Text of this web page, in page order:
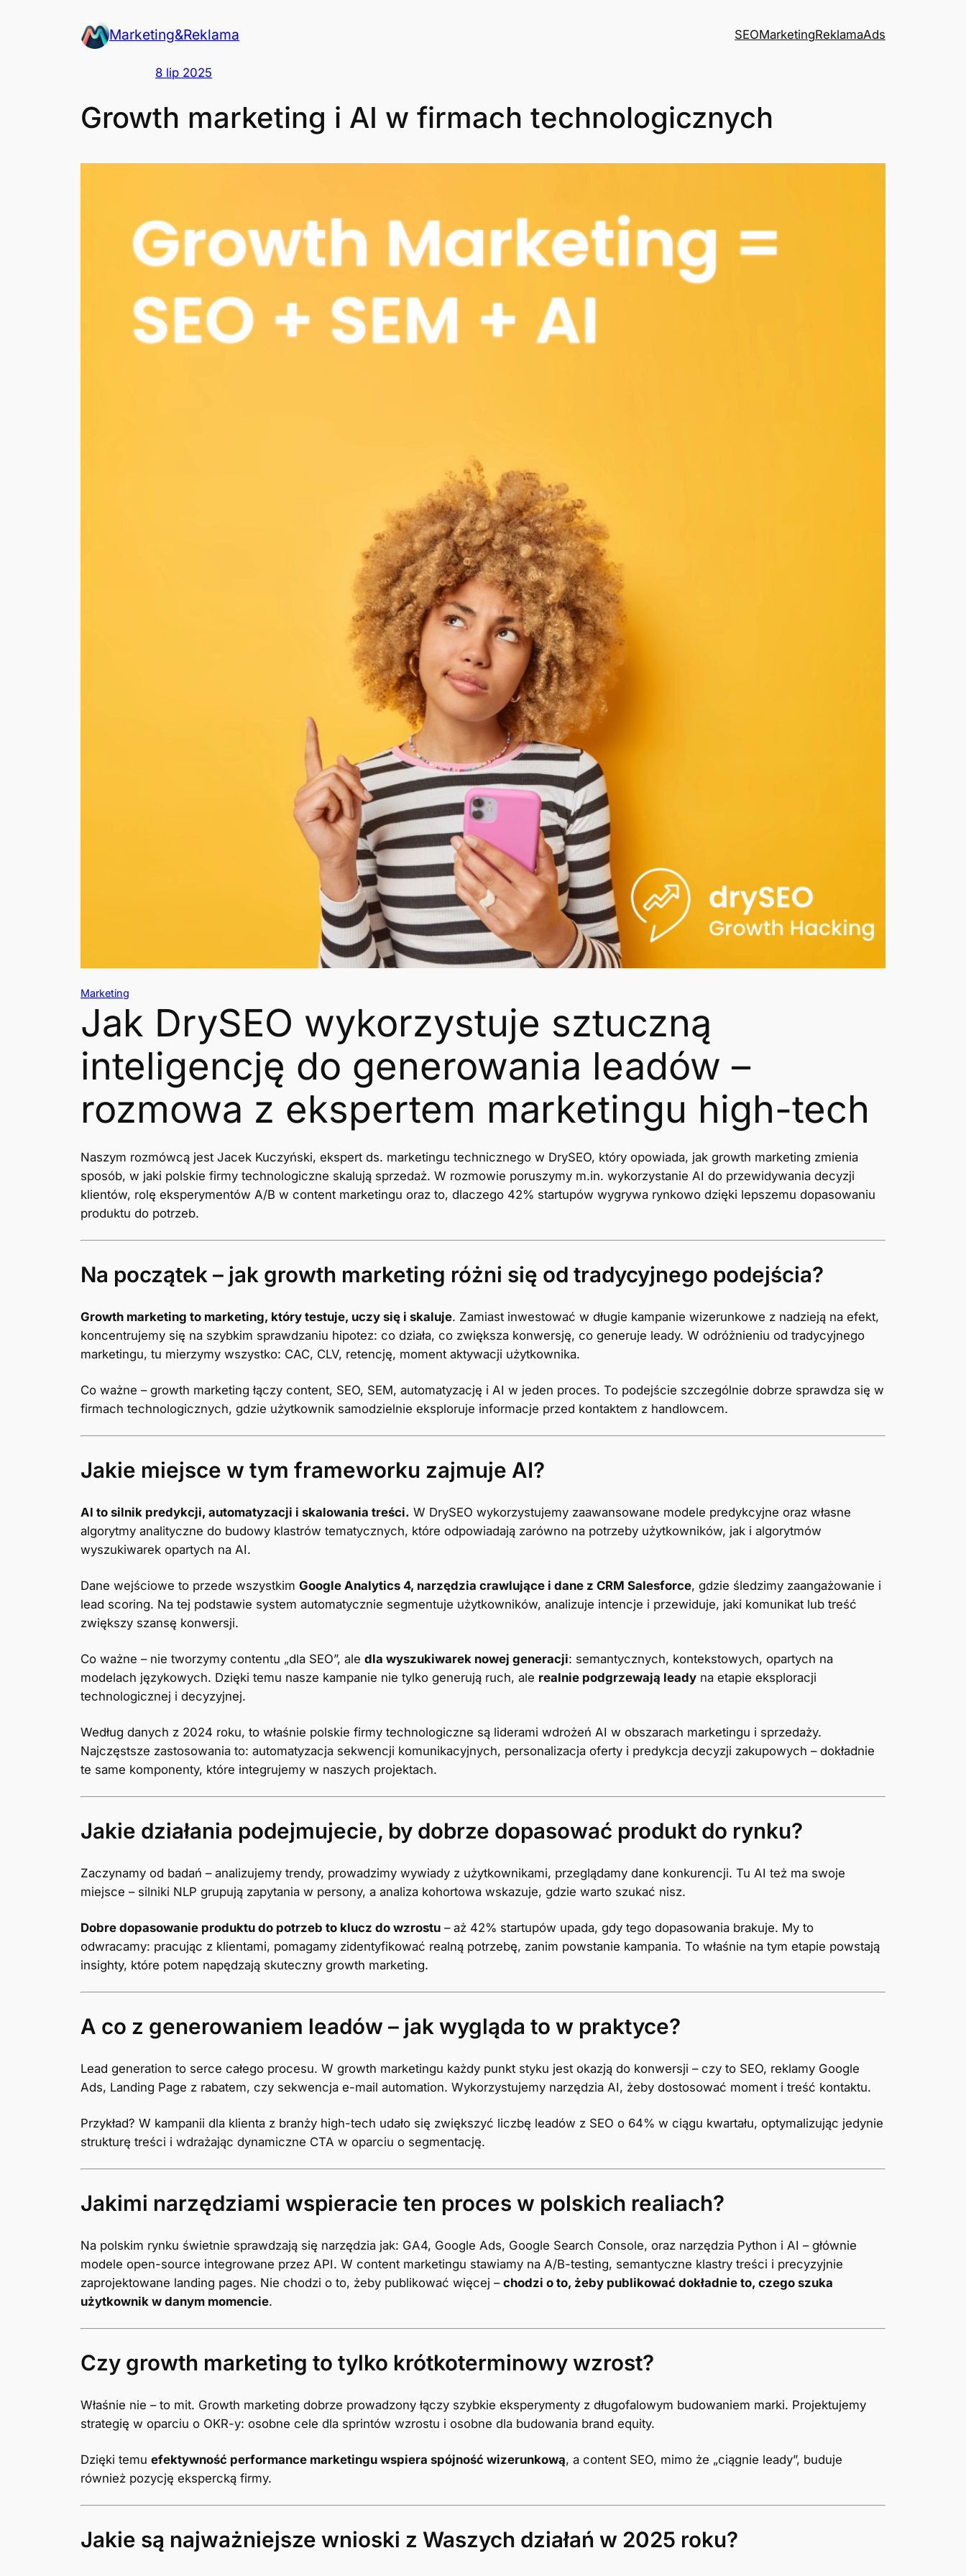
Marketing&Reklama SEOMarketingReklamaAds
8 lip 2025
Growth marketing i AI w firmach technologicznych
Marketing
Jak DrySEO wykorzystuje sztuczną
inteligencję do generowania leadów –
rozmowa z ekspertem marketingu high-tech
Naszym rozmówcą jest Jacek Kuczyński, ekspert ds. marketingu technicznego w DrySEO, który opowiada, jak growth marketing zmienia
sposób, w jaki polskie firmy technologiczne skalują sprzedaż. W rozmowie poruszymy m.in. wykorzystanie AI do przewidywania decyzji
klientów, rolę eksperymentów A/B w content marketingu oraz to, dlaczego 42% startupów wygrywa rynkowo dzięki lepszemu dopasowaniu
produktu do potrzeb.
Na początek – jak growth marketing różni się od tradycyjnego podejścia?
Growth marketing to marketing, który testuje, uczy się i skaluje. Zamiast inwestować w długie kampanie wizerunkowe z nadzieją na efekt,
koncentrujemy się na szybkim sprawdzaniu hipotez: co działa, co zwiększa konwersję, co generuje leady. W odróżnieniu od tradycyjnego
marketingu, tu mierzymy wszystko: CAC, CLV, retencję, moment aktywacji użytkownika.
Co ważne – growth marketing łączy content, SEO, SEM, automatyzację i AI w jeden proces. To podejście szczególnie dobrze sprawdza się w
firmach technologicznych, gdzie użytkownik samodzielnie eksploruje informacje przed kontaktem z handlowcem.
Jakie miejsce w tym frameworku zajmuje AI?
AI to silnik predykcji, automatyzacji i skalowania treści. W DrySEO wykorzystujemy zaawansowane modele predykcyjne oraz własne
algorytmy analityczne do budowy klastrów tematycznych, które odpowiadają zarówno na potrzeby użytkowników, jak i algorytmów
wyszukiwarek opartych na AI.
Dane wejściowe to przede wszystkim Google Analytics 4, narzędzia crawlujące i dane z CRM Salesforce, gdzie śledzimy zaangażowanie i
lead scoring. Na tej podstawie system automatycznie segmentuje użytkowników, analizuje intencje i przewiduje, jaki komunikat lub treść
zwiększy szansę konwersji.
Co ważne – nie tworzymy contentu „dla SEO”, ale dla wyszukiwarek nowej generacji: semantycznych, kontekstowych, opartych na
modelach językowych. Dzięki temu nasze kampanie nie tylko generują ruch, ale realnie podgrzewają leady na etapie eksploracji
technologicznej i decyzyjnej.
Według danych z 2024 roku, to właśnie polskie firmy technologiczne są liderami wdrożeń AI w obszarach marketingu i sprzedaży.
Najczęstsze zastosowania to: automatyzacja sekwencji komunikacyjnych, personalizacja oferty i predykcja decyzji zakupowych – dokładnie
te same komponenty, które integrujemy w naszych projektach.
Jakie działania podejmujecie, by dobrze dopasować produkt do rynku?
Zaczynamy od badań – analizujemy trendy, prowadzimy wywiady z użytkownikami, przeglądamy dane konkurencji. Tu AI też ma swoje
miejsce – silniki NLP grupują zapytania w persony, a analiza kohortowa wskazuje, gdzie warto szukać nisz.
Dobre dopasowanie produktu do potrzeb to klucz do wzrostu – aż 42% startupów upada, gdy tego dopasowania brakuje. My to
odwracamy: pracując z klientami, pomagamy zidentyfikować realną potrzebę, zanim powstanie kampania. To właśnie na tym etapie powstają
insighty, które potem napędzają skuteczny growth marketing.
A co z generowaniem leadów – jak wygląda to w praktyce?
Lead generation to serce całego procesu. W growth marketingu każdy punkt styku jest okazją do konwersji – czy to SEO, reklamy Google
Ads, Landing Page z rabatem, czy sekwencja e-mail automation. Wykorzystujemy narzędzia AI, żeby dostosować moment i treść kontaktu.
Przykład? W kampanii dla klienta z branży high-tech udało się zwiększyć liczbę leadów z SEO o 64% w ciągu kwartału, optymalizując jedynie
strukturę treści i wdrażając dynamiczne CTA w oparciu o segmentację.
Jakimi narzędziami wspieracie ten proces w polskich realiach?
Na polskim rynku świetnie sprawdzają się narzędzia jak: GA4, Google Ads, Google Search Console, oraz narzędzia Python i AI – głównie
modele open-source integrowane przez API. W content marketingu stawiamy na A/B-testing, semantyczne klastry treści i precyzyjnie
zaprojektowane landing pages. Nie chodzi o to, żeby publikować więcej – chodzi o to, żeby publikować dokładnie to, czego szuka
użytkownik w danym momencie.
Czy growth marketing to tylko krótkoterminowy wzrost?
Właśnie nie – to mit. Growth marketing dobrze prowadzony łączy szybkie eksperymenty z długofalowym budowaniem marki. Projektujemy
strategię w oparciu o OKR-y: osobne cele dla sprintów wzrostu i osobne dla budowania brand equity.
Dzięki temu efektywność performance marketingu wspiera spójność wizerunkową, a content SEO, mimo że „ciągnie leady”, buduje
również pozycję ekspercką firmy.
Jakie są najważniejsze wnioski z Waszych działań w 2025 roku?